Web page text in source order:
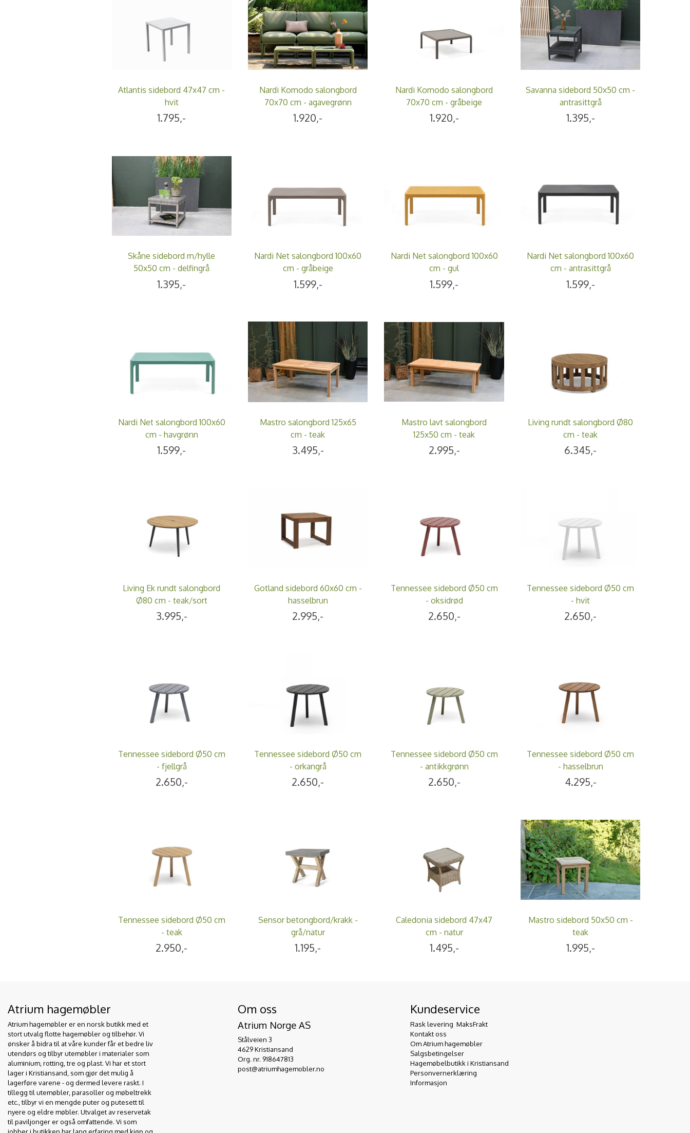
Atlantis sidebord 47x47 cm -
hvit
1.795,-
Nardi Komodo salongbord
70x70 cm - agavegrønn
1.920,-
Nardi Komodo salongbord
70x70 cm - gråbeige
1.920,-
Savanna sidebord 50x50 cm -
antrasittgrå
1.395,-
Skåne sidebord m/hylle
50x50 cm - delfingrå
1.395,-
Nardi Net salongbord 100x60
cm - gråbeige
1.599,-
Nardi Net salongbord 100x60
cm - gul
1.599,-
Nardi Net salongbord 100x60
cm - antrasittgrå
1.599,-
Nardi Net salongbord 100x60
cm - havgrønn
1.599,-
Mastro salongbord 125x65
cm - teak
3.495,-
Mastro lavt salongbord
125x50 cm - teak
2.995,-
Living rundt salongbord Ø80
cm - teak
6.345,-
Living Ek rundt salongbord
Ø80 cm - teak/sort
3.995,-
Gotland sidebord 60x60 cm -
hasselbrun
2.995,-
Tennessee sidebord Ø50 cm
- oksidrød
2.650,-
Tennessee sidebord Ø50 cm
- hvit
2.650,-
Tennessee sidebord Ø50 cm
- fjellgrå
2.650,-
Tennessee sidebord Ø50 cm
- orkangrå
2.650,-
Tennessee sidebord Ø50 cm
- antikkgrønn
2.650,-
Tennessee sidebord Ø50 cm
- hasselbrun
4.295,-
Tennessee sidebord Ø50 cm
- teak
2.950,-
Sensor betongbord/krakk -
grå/natur
1.195,-
Caledonia sidebord 47x47
cm - natur
1.495,-
Mastro sidebord 50x50 cm -
teak
1.995,-
Atrium hagemøbler
Atrium hagemøbler er en norsk butikk med et
stort utvalg flotte hagemøbler og tilbehør. Vi
ønsker å bidra til at våre kunder får et bedre liv
utendørs og tilbyr utemøbler i materialer som
aluminium, rotting, tre og plast. Vi har et stort
lager i Kristiansand, som gjør det mulig å
lagerføre varene - og dermed levere raskt. I
tillegg til utemøbler, parasoller og møbeltrekk
etc., tilbyr vi en mengde puter og putesett til
nyere og eldre møbler. Utvalget av reservetak
til paviljonger er også omfattende. Vi som
Om oss
Atrium Norge AS
Stålveien 3
4629 Kristiansand
Org. nr. 918647813
post@atriumhagemobler.no
Kundeservice
Rask levering  MaksFrakt
Kontakt oss
Om Atrium hagemøbler
Salgsbetingelser
Hagemøbelbutikk i Kristiansand
Personvernerklæring
Informasjon